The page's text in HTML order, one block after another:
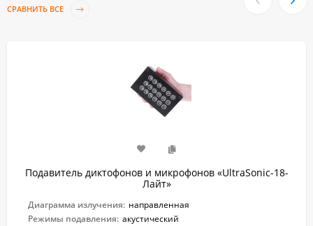
СРАВНИТЬ ВСЕ
Подавитель диктофонов и микрофонов «UltraSonic-18-
Лайт»
Диаграмма излучения: направленная
Режимы подавления: акустический